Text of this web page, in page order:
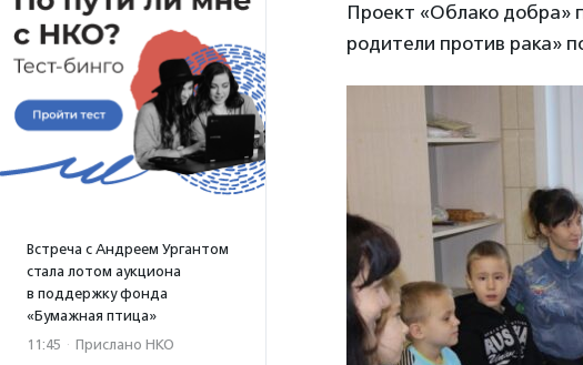
Встреча с Андреем Ургантом
стала лотом аукциона
в поддержку фонда
«Бумажная птица»
11:45 · Прислано НКО
Проект «Облако добра»
родители против рака»